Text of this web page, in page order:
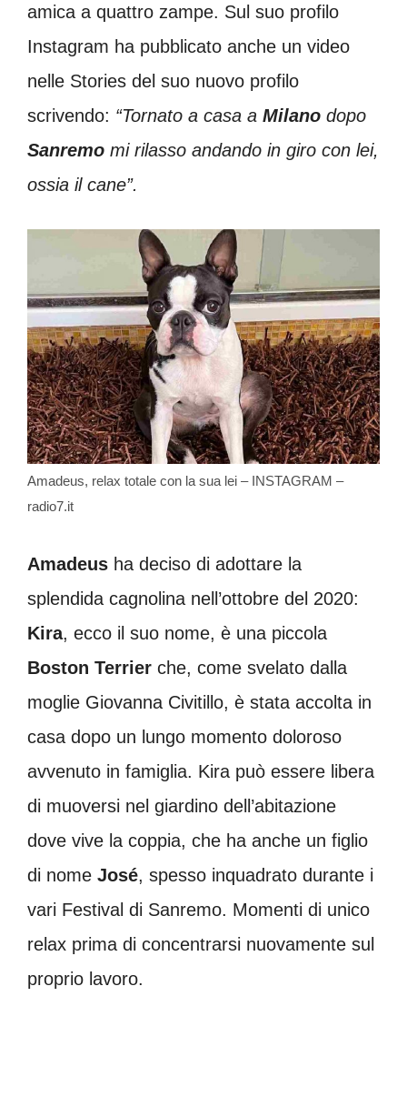
amica a quattro zampe. Sul suo profilo
Instagram ha pubblicato anche un video
nelle Stories del suo nuovo profilo
scrivendo: “Tornato a casa a Milano dopo
Sanremo mi rilasso andando in giro con lei,
ossia il cane”.
Amadeus, relax totale con la sua lei – INSTAGRAM –
radio7.it
Amadeus ha deciso di adottare la
splendida cagnolina nell’ottobre del 2020:
Kira, ecco il suo nome, è una piccola
Boston Terrier che, come svelato dalla
moglie Giovanna Civitillo, è stata accolta in
casa dopo un lungo momento doloroso
avvenuto in famiglia. Kira può essere libera
di muoversi nel giardino dell’abitazione
dove vive la coppia, che ha anche un figlio
di nome José, spesso inquadrato durante i
vari Festival di Sanremo. Momenti di unico
relax prima di concentrarsi nuovamente sul
proprio lavoro.